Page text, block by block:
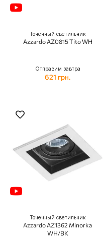
Точечный светильник
Azzardo AZ0815 Tito WH
Отправим завтра
621 грн.
Точечный светильник
Azzardo AZ1362 Minorka
WH/BK